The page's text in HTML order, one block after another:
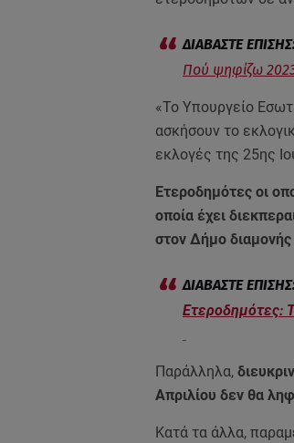
Πού ψηφίζω
«Το Υπουργείο
ασκήσουν το
εκλογές της 25ης
Ετεροδημότες οι
οποία έχει
στον Δήμο διαμονής
Ετεροδημότες:
Παράλληλα,
Απριλίου δεν θα
Κατά τα άλλα,